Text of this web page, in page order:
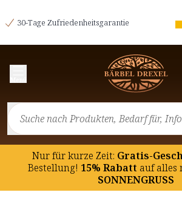
30-Tage Zufriedenheitsgarantie
Nur für kurze Zeit: Gratis-
Bestellung! 15% Rabatt auf alles
SONNENGRUSS